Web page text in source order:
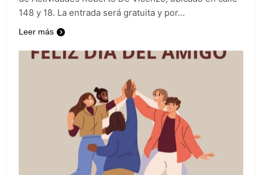
148 y 18. La entrada será gratuita y por…
Leer más